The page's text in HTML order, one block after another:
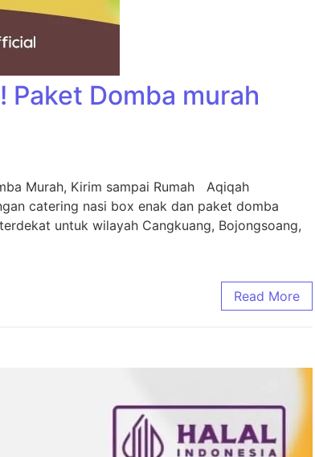
Domba murah
Murah, Kirim sampai Rumah Aqiqah
catering nasi box enak dan paket domba
untuk wilayah Cangkuang, Bojongsoang,
Read More